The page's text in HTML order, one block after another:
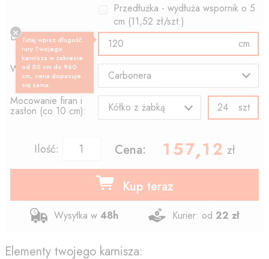
Przedłużka - wydłuża wspornik o 5
cm (11,52 zł/szt.)
Długość rury:
cm
Wzór końcówki:
Carbonera
Mocowanie firan i
zasłon (co 10 cm): Kółko z żabką szt
Ilość: Cena: , zł
Kup teraz
Wysyłka w 48h Kurier: od 22 zł
Tutaj wpisz długość
rury Twojego
karnisza w zakresie
od 50 cm do 960
cm, cena dopasuje
się sama.
Elementy twojego karnisza: